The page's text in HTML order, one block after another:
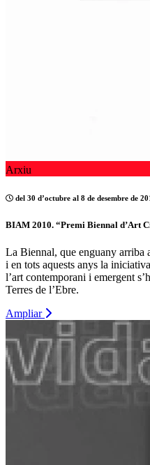
Arxiu
del 30 d’octubre al 8 de desembre de
BIAM 2010. “Premi Biennal d’Art
La Biennal, que enguany arriba
i en tots aquests anys la
l’art contemporani i emergent
Terres de l’Ebre.
Ampliar